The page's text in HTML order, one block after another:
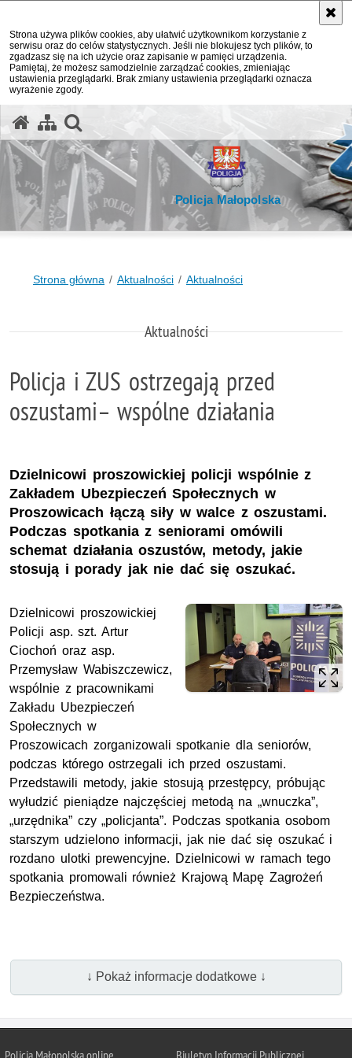
Strona używa plików cookies, aby ułatwić użytkownikom korzystanie z
serwisu oraz do celów statystycznych. Jeśli nie blokujesz tych plików, to
zgadzasz się na ich użycie oraz zapisanie w pamięci urządzenia.
Pamiętaj, że możesz samodzielnie zarządzać cookies, zmieniając
ustawienia przeglądarki. Brak zmiany ustawienia przeglądarki oznacza
wyrażenie zgody.
Policja Małopolska
Strona główna Aktualności Aktualności
Aktualności
Policja i ZUS ostrzegają przed
oszustami– wspólne działania
Dzielnicowi proszowickiej policji wspólnie z
Zakładem Ubezpieczeń Społecznych w
Proszowicach łączą siły w walce z oszustami.
Podczas spotkania z seniorami omówili
schemat działania oszustów, metody, jakie
stosują i porady jak nie dać się oszukać.
Dzielnicowi proszowickiej
Policji asp. szt. Artur
Ciochoń oraz asp.
Przemysław Wabiszczewicz,
wspólnie z pracownikami
Zakładu Ubezpieczeń
Społecznych w
Proszowicach zorganizowali spotkanie dla seniorów,
podczas którego ostrzegali ich przed oszustami.
Przedstawili metody, jakie stosują przestępcy, próbując
wyłudzić pieniądze najczęściej metodą na „wnuczka”,
„urzędnika” czy „policjanta”. Podczas spotkania osobom
starszym udzielono informacji, jak nie dać się oszukać i
rozdano ulotki prewencyjne. Dzielnicowi w ramach tego
spotkania promowali również Krajową Mapę Zagrożeń
Bezpieczeństwa.
↓ Pokaż informacje dodatkowe ↓
Policja Małopolska online Biuletyn Informacji Publicznej